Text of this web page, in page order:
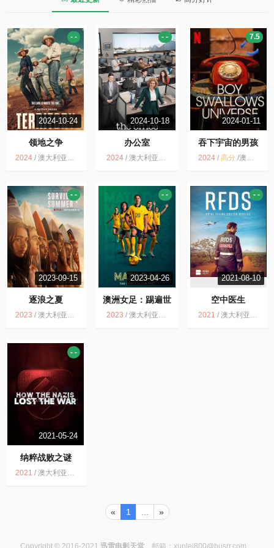
2024-10-24
领地之争
- -
2024 / 澳大利亚 / 剧情 西部
2024-10-18
办公室
- -
2024 /澳大利亚 / 喜剧
2024-01-11
吞下宇宙的男孩
7.5
2024/ 高分/澳大利亚 / 剧情
2023-09-15
逐浪之夏
- -
2023 / 澳大利亚 / 剧情 家庭
2023-04-26
澳洲女足：踢遍世
界
- -
2023 /澳大利亚 / 纪录片 运动
2021-08-10
空中医生
- -
2021 / 澳大利亚 / 剧情 惊悚 灾难
2021-05-24
纳粹战败之谜
- -
2021 / 澳大利亚 / 历史 纪录片
« 1 »
Copyright © 2016-2021 迅雷电影天堂 邮箱： xunlei800@busrr.com